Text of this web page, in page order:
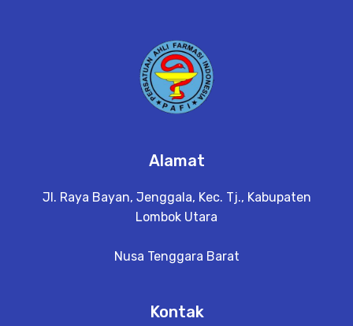
Alamat
Jl. Raya Bayan, Jenggala, Kec. Tj., Kabupaten
Lombok Utara
Nusa Tenggara Barat
Kontak